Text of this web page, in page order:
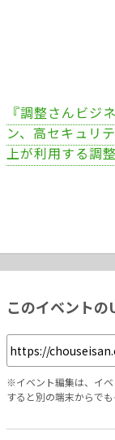
『調整さんビジ
ン、高セキュリ
上が利用する調
このイベントの
※イベント編集は、イ
すると別の端末からで